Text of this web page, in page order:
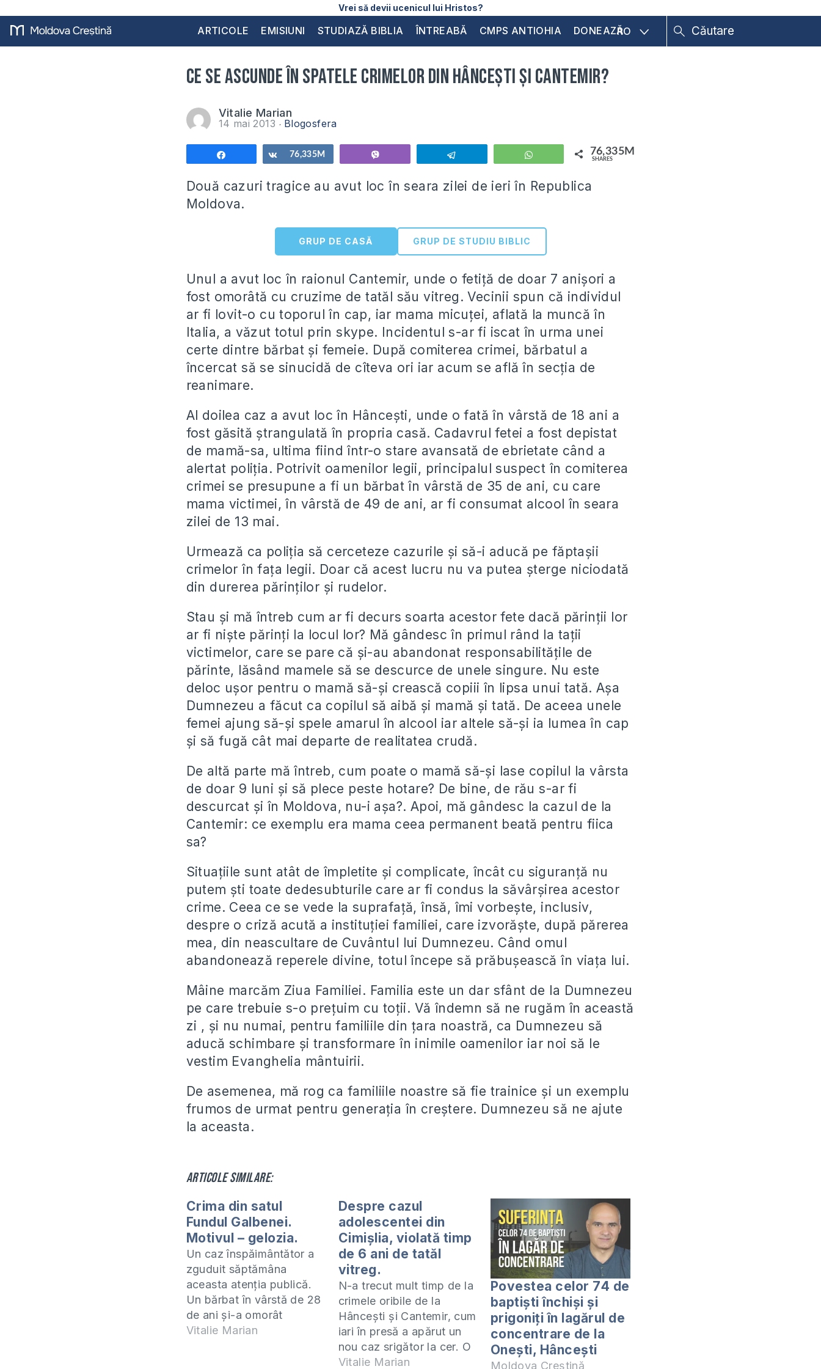
Vrei să devii ucenicul lui Hristos?
ARTICOLE EMISIUNI STUDIAZĂ BIBLIA ÎNTREABĂ CMPS ANTIOHIA DONEAZĂRO
Ce se ascunde în spatele crimelor din Hâncești și Cantemir?
Vitalie Marian
14 mai 2013 Blogosfera
Share
76,335M WhatsApp 76,335M
SHARES
Două cazuri tragice au avut loc în seara zilei de ieri în Republica
Moldova.
GRUP DE CASĂ GRUP DE STUDIU BIBLIC
Unul a avut loc în raionul Cantemir, unde o fetiță de doar 7 anișori a
fost omorâtă cu cruzime de tatăl său vitreg. Vecinii spun că individul
ar fi lovit-o cu toporul în cap, iar mama micuței, aflată la muncă în
Italia, a văzut totul prin skype. Incidentul s-ar fi iscat în urma unei
certe dintre bărbat și femeie. După comiterea crimei, bărbatul a
încercat să se sinucidă de cîteva ori iar acum se află în secția de
reanimare.
Al doilea caz a avut loc în Hâncești, unde o fată în vârstă de 18 ani a
fost găsită ștrangulată în propria casă. Cadavrul fetei a fost depistat
de mamă-sa, ultima fiind într-o stare avansată de ebrietate când a
alertat poliția. Potrivit oamenilor legii, principalul suspect în comiterea
crimei se presupune a fi un bărbat în vârstă de 35 de ani, cu care
mama victimei, în vârstă de 49 de ani, ar fi consumat alcool în seara
zilei de 13 mai.
Urmează ca poliția să cerceteze cazurile și să-i aducă pe făptașii
crimelor în fața legii. Doar că acest lucru nu va putea șterge niciodată
din durerea părinților și rudelor.
Stau și mă întreb cum ar fi decurs soarta acestor fete dacă părinții lor
ar fi niște părinți la locul lor? Mă gândesc în primul rând la tații
victimelor, care se pare că și-au abandonat responsabilitățile de
părinte, lăsând mamele să se descurce de unele singure. Nu este
deloc ușor pentru o mamă să-și crească copiii în lipsa unui tată. Așa
Dumnezeu a făcut ca copilul să aibă și mamă și tată. De aceea unele
femei ajung să-și spele amarul în alcool iar altele să-și ia lumea în cap
și să fugă cât mai departe de realitatea crudă.
De altă parte mă întreb, cum poate o mamă să-și lase copilul la vârsta
de doar 9 luni și să plece peste hotare? De bine, de rău s-ar fi
descurcat și în Moldova, nu-i așa?. Apoi, mă gândesc la cazul de la
Cantemir: ce exemplu era mama ceea permanent beată pentru fiica
sa?
Situațiile sunt atât de împletite și complicate, încât cu siguranță nu
putem ști toate dedesubturile care ar fi condus la săvârșirea acestor
crime. Ceea ce se vede la suprafață, însă, îmi vorbește, inclusiv,
despre o criză acută a instituției familiei, care izvorăște, după părerea
mea, din neascultare de Cuvântul lui Dumnezeu. Când omul
abandonează reperele divine, totul începe să prăbușească în viața lui.
Mâine marcăm Ziua Familiei. Familia este un dar sfânt de la Dumnezeu
pe care trebuie s-o prețuim cu toții. Vă îndemn să ne rugăm în această
zi , și nu numai, pentru familiile din țara noastră, ca Dumnezeu să
aducă schimbare și transformare în inimile oamenilor iar noi să le
vestim Evanghelia mântuirii.
De asemenea, mă rog ca familiile noastre să fie trainice și un exemplu
frumos de urmat pentru generația în creștere. Dumnezeu să ne ajute
la aceasta.
Articole similare:
Crima din satul
Fundul Galbenei.
Motivul – gelozia.
Un caz înspăimântător a
zguduit săptămâna
aceasta atenția publică.
Un bărbat în vârstă de 28
de ani și-a omorât
logodnica în vârstă de 23
Vitalie Marian
Despre cazul
adolescentei din
Cimișlia, violată timp
de 6 ani de tatăl
vitreg.
N-a trecut mult timp de la
crimele oribile de la
Hâncești și Cantemir, cum
iari în presă a apărut un
nou caz srigător la cer. O
adolescentă în vârstă de
Vitalie Marian
Povestea celor 74 de
baptiști închiși și
prigoniți în lagărul de
concentrare de la
Onești, Hâncești
Moldova Creștină